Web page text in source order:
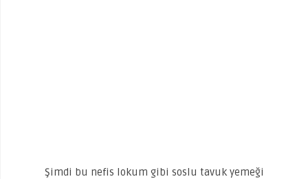
Şimdi bu nefis lokum gibi soslu tavuk yemeği